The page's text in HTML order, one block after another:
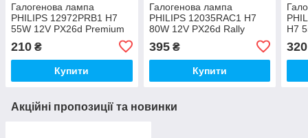
Галогенова лампа
PHILIPS 12972PRB1 H7
55W 12V PX26d Premium
210 ₴
Купити
Галогенова лампа
PHILIPS 12035RAC1 H7
80W 12V PX26d Rally
395₴
Купити
H7
320
Акційні пропозиції та новинки